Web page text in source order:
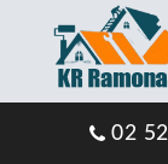
02